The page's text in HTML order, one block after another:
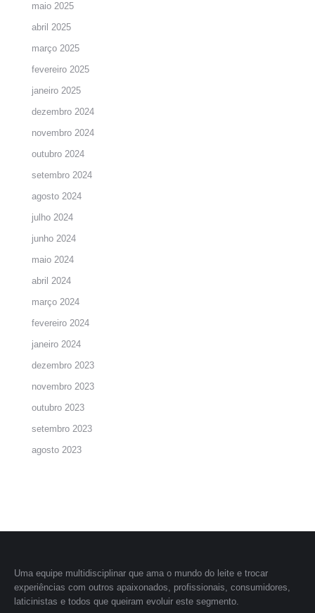
maio 2025
abril 2025
março 2025
fevereiro 2025
janeiro 2025
dezembro 2024
novembro 2024
outubro 2024
setembro 2024
agosto 2024
julho 2024
junho 2024
maio 2024
abril 2024
março 2024
fevereiro 2024
janeiro 2024
dezembro 2023
novembro 2023
outubro 2023
setembro 2023
agosto 2023
Uma equipe multidisciplinar que ama o mundo do leite e trocar
experiências com outros apaixonados, profissionais, consumidores,
laticinistas e todos que queiram evoluir este segmento.